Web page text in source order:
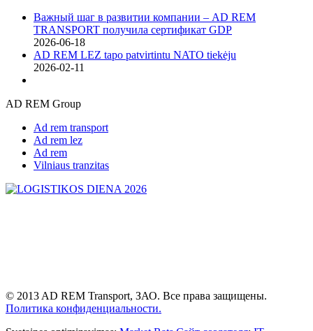
Важный шаг в развитии компании – AD REM
TRANSPORT получила сертификат GDP
2026-06-18
AD REM LEZ tapo patvirtintu NATO tiekėju
2026-02-11
AD REM Group
Ad rem transport
Ad rem lez
Ad rem
Vilniaus tranzitas
© 2013 AD REM Transport, ЗАО. Все права защищены.
Политика конфиденциальности.